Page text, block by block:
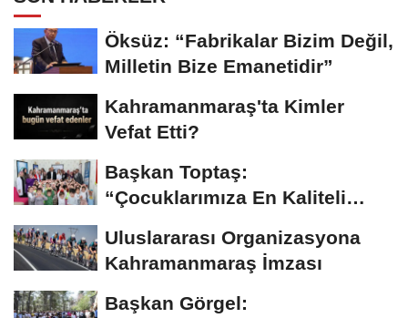
Öksüz: “Fabrikalar Bizim Değil,
Milletin Bize Emanetidir”
Kahramanmaraş'ta Kimler
Vefat Etti?
Başkan Toptaş:
“Çocuklarımıza En Kaliteli
Uluslararası Organizasyona
Kahramanmaraş İmzası
Başkan Görgel: